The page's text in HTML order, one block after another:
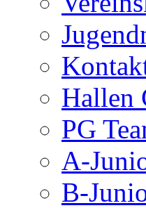
Hallen
PG
A-
B-